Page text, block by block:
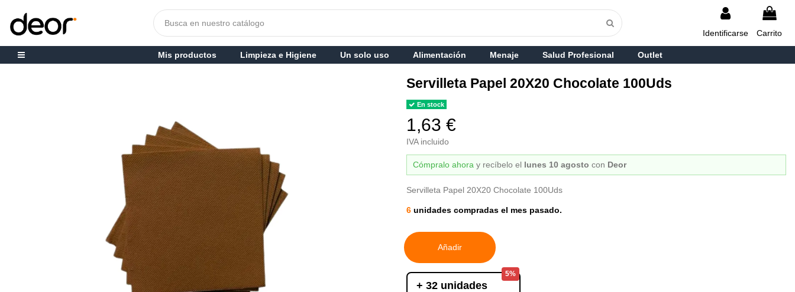
Identificarse Carrito
Mis productos Limpieza e Higiene Un solo uso Alimentación Menaje Salud Profesional Outlet
Servilleta Papel 20X20 Chocolate 100Uds
En stock
1,63 €
IVA incluido
Cómpralo ahora y recíbelo el lunes 10 agosto con Deor
Servilleta Papel 20X20 Chocolate 100Uds
6 unidades compradas el mes pasado.
Añadir
5%
+ 32 unidades